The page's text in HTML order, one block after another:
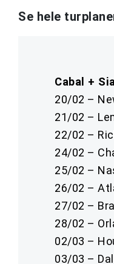
Se hele
Cabal +
20/02 –
21/02 –
22/02 –
24/02 –
25/02 –
26/02 –
27/02 –
28/02 –
02/03 –
03/03 –